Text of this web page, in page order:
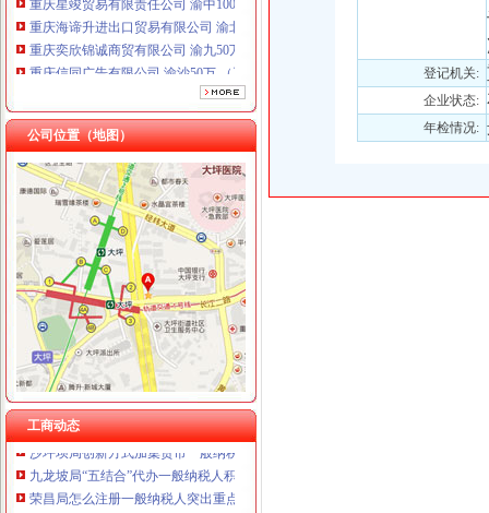
重庆海谛升进出口贸易有限公司 渝北100万 （进出口权）
重庆奕欣锦诚商贸有限公司 渝九50万 （工商注册）
重庆信同广告有限公司 渝沙50万 （工商注册）
重庆三虹房地产营销策划有限公司
公司位置（地图）
工商动态
工商动态
李晞朦副局一般纳税人公司条件长参加九龙坡区驰名著名商标表彰会
梁平局消委六项措施推进“黄金周”一般纳税人认定标准维权工作
经开园局一般纳税人公司注册四项措施开展合同格式条款监督备案工作
全市工商系统纪检监察干部再掀“更新观念、适应形势”一般纳税人公司条件大
我市一般纳税人公司注册工商系统第五期青年干部培训班开班
江津局代办一般纳税人四个坚持狠抓机关作风建设
开县局着力构建高效处理信访事项的一般纳税人注册流程五大机制
合川局三项措施贯彻市一般纳税人注册流程局风廉政建设暨纪检监察工作会议精
沙坪坝局创新方式加集贸市一般纳税人怎么交税场管理
九龙坡局“五结合”代办一般纳税人积做好年检工作
荣昌局怎么注册一般纳税人突出重点认真开展农机护农专项理行动
永川局化农资市代办一般纳税人场监管取得初步成效
登记机关:
企业状态:
年检情况: